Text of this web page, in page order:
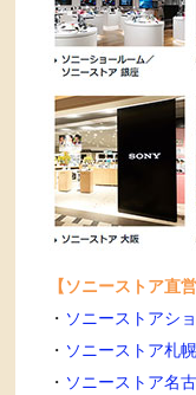
【ソニーストア直営
・ ソニーストアシ
・ ソニーストア札幌
・ ソニーストア名